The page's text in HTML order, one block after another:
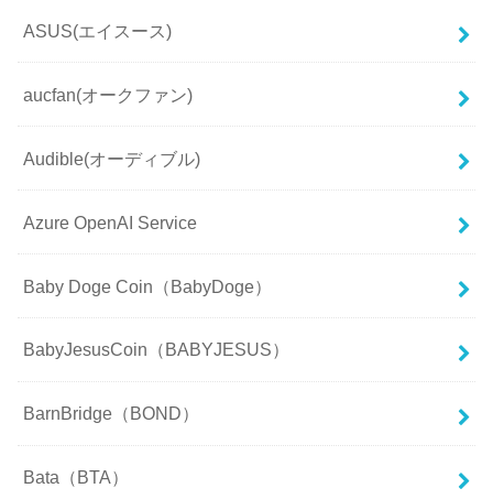
ASUS(エイスース)
aucfan(オークファン)
Audible(オーディブル)
Azure OpenAI Service
Baby Doge Coin（BabyDoge）
BabyJesusCoin（BABYJESUS）
BarnBridge（BOND）
Bata（BTA）